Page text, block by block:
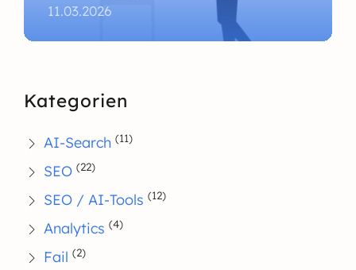
11.03.2026
Kategorien
AI-Search (11)
SEO (22)
SEO / AI-Tools (12)
Analytics (4)
Fail (2)